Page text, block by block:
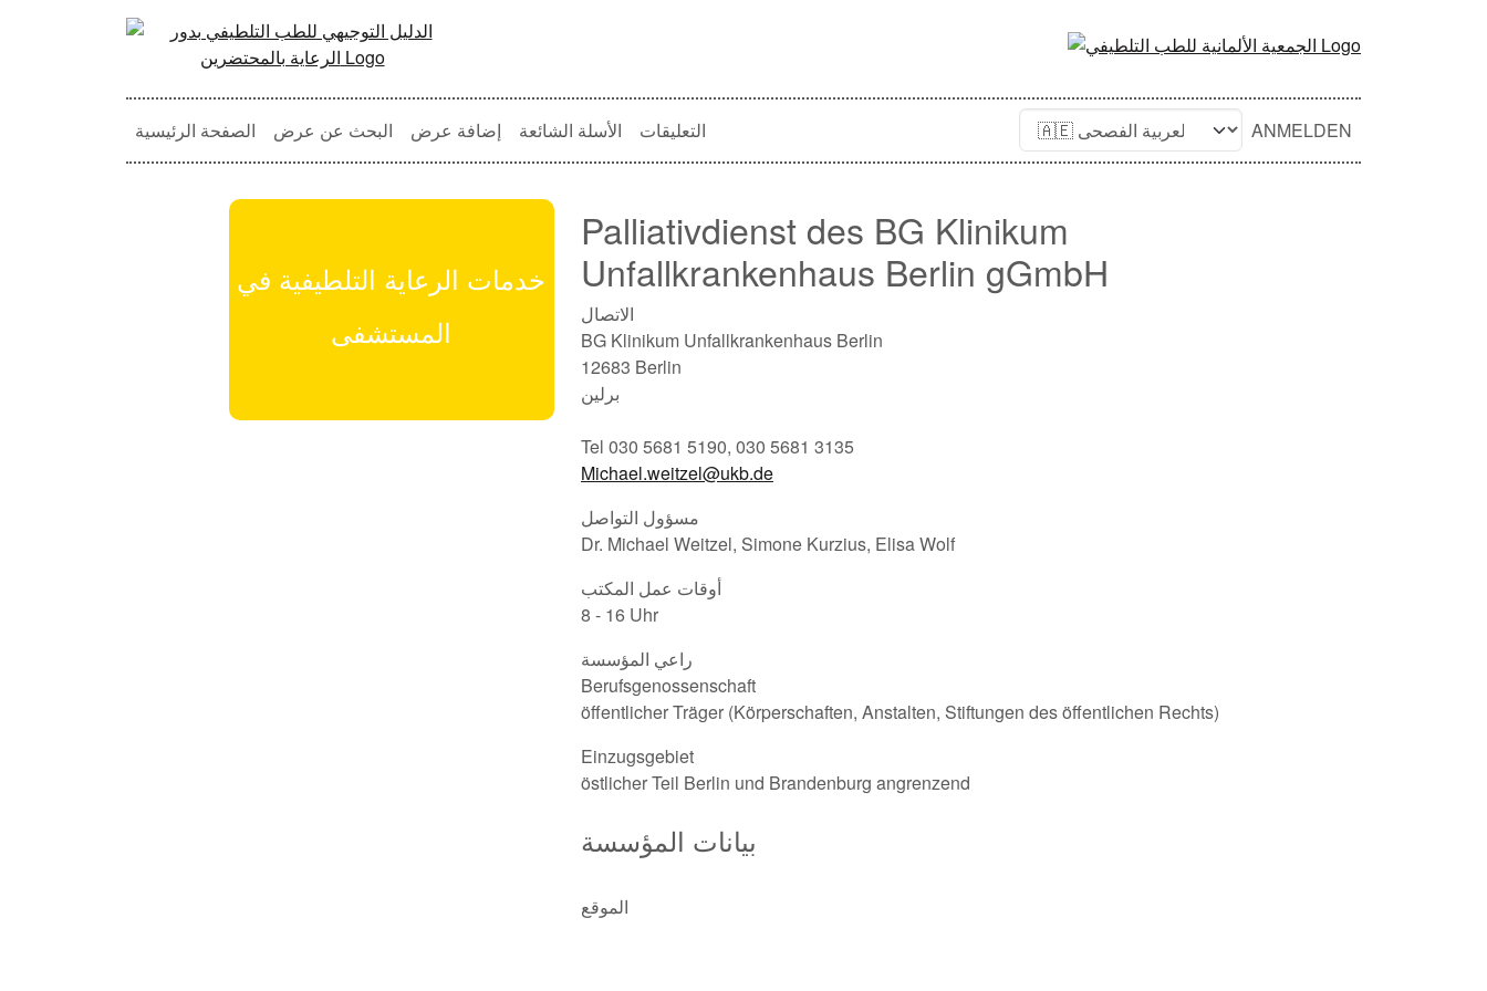
الصفحة الرئيسية البحث عن عرض إضافة عرض الأسلة الشائعة التعليقات ANMELDEN
خدمات الرعاية التلطيفية في
المستشفى
Palliativdienst des BG Klinikum
Unfallkrankenhaus Berlin gGmbH
الاتصال
BG Klinikum Unfallkrankenhaus Berlin
12683 Berlin
برلين
Tel 030 5681 5190, 030 5681 3135
Michael.weitzel@ukb.de
مسؤول التواصل
Dr. Michael Weitzel, Simone Kurzius, Elisa Wolf
أوقات عمل المكتب
8 - 16 Uhr
راعي المؤسسة
Berufsgenossenschaft
öffentlicher Träger (Körperschaften, Anstalten, Stiftungen des öffentlichen Rechts)
Einzugsgebiet
östlicher Teil Berlin und Brandenburg angrenzend
بيانات المؤسسة
الموقع